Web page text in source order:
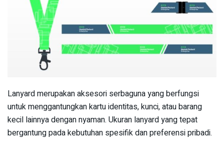
Lanyard merupakan aksesori serbaguna yang berfungsi
untuk menggantungkan kartu identitas, kunci, atau barang
kecil lainnya dengan nyaman. Ukuran lanyard yang tepat
bergantung pada kebutuhan spesifik dan preferensi pribadi.